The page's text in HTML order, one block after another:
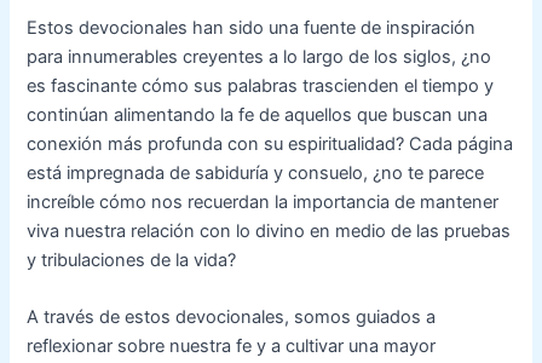
Estos devocionales han sido una fuente de inspiración
para innumerables creyentes a lo largo de los siglos, ¿no
es fascinante cómo sus palabras trascienden el tiempo y
continúan alimentando la fe de aquellos que buscan una
conexión más profunda con su espiritualidad? Cada página
está impregnada de sabiduría y consuelo, ¿no te parece
increíble cómo nos recuerdan la importancia de mantener
viva nuestra relación con lo divino en medio de las pruebas
y tribulaciones de la vida?
A través de estos devocionales, somos guiados a
reflexionar sobre nuestra fe y a cultivar una mayor